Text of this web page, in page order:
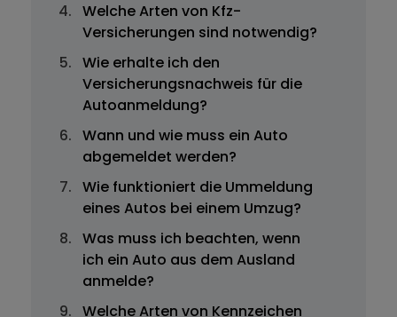
Welche Arten von Kfz-
Versicherungen sind notwendig?
Wie erhalte ich den
Versicherungsnachweis für die
Autoanmeldung?
Wann und wie muss ein Auto
abgemeldet werden?
Wie funktioniert die Ummeldung
eines Autos bei einem Umzug?
Was muss ich beachten, wenn
ich ein Auto aus dem Ausland
anmelde?
Welche Arten von Kennzeichen